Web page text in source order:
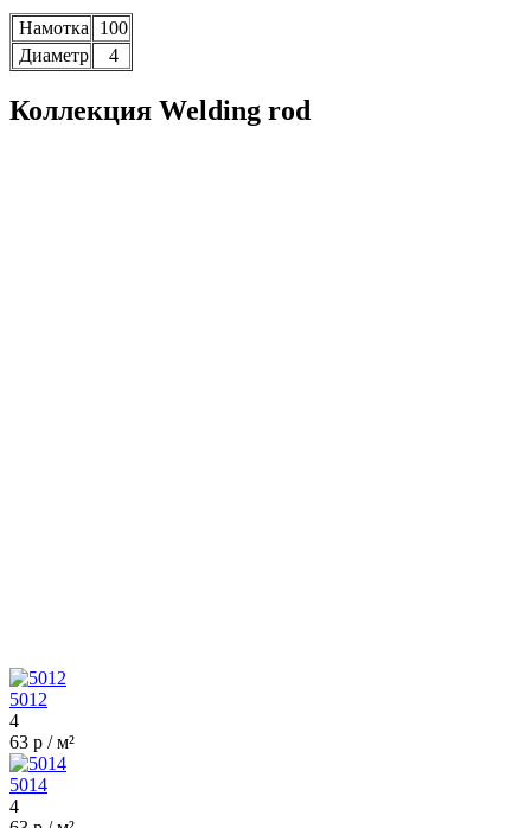
Намотка
100
Диаметр
4
Коллекция Welding rod
5012
4
63 р / м²
5014
4